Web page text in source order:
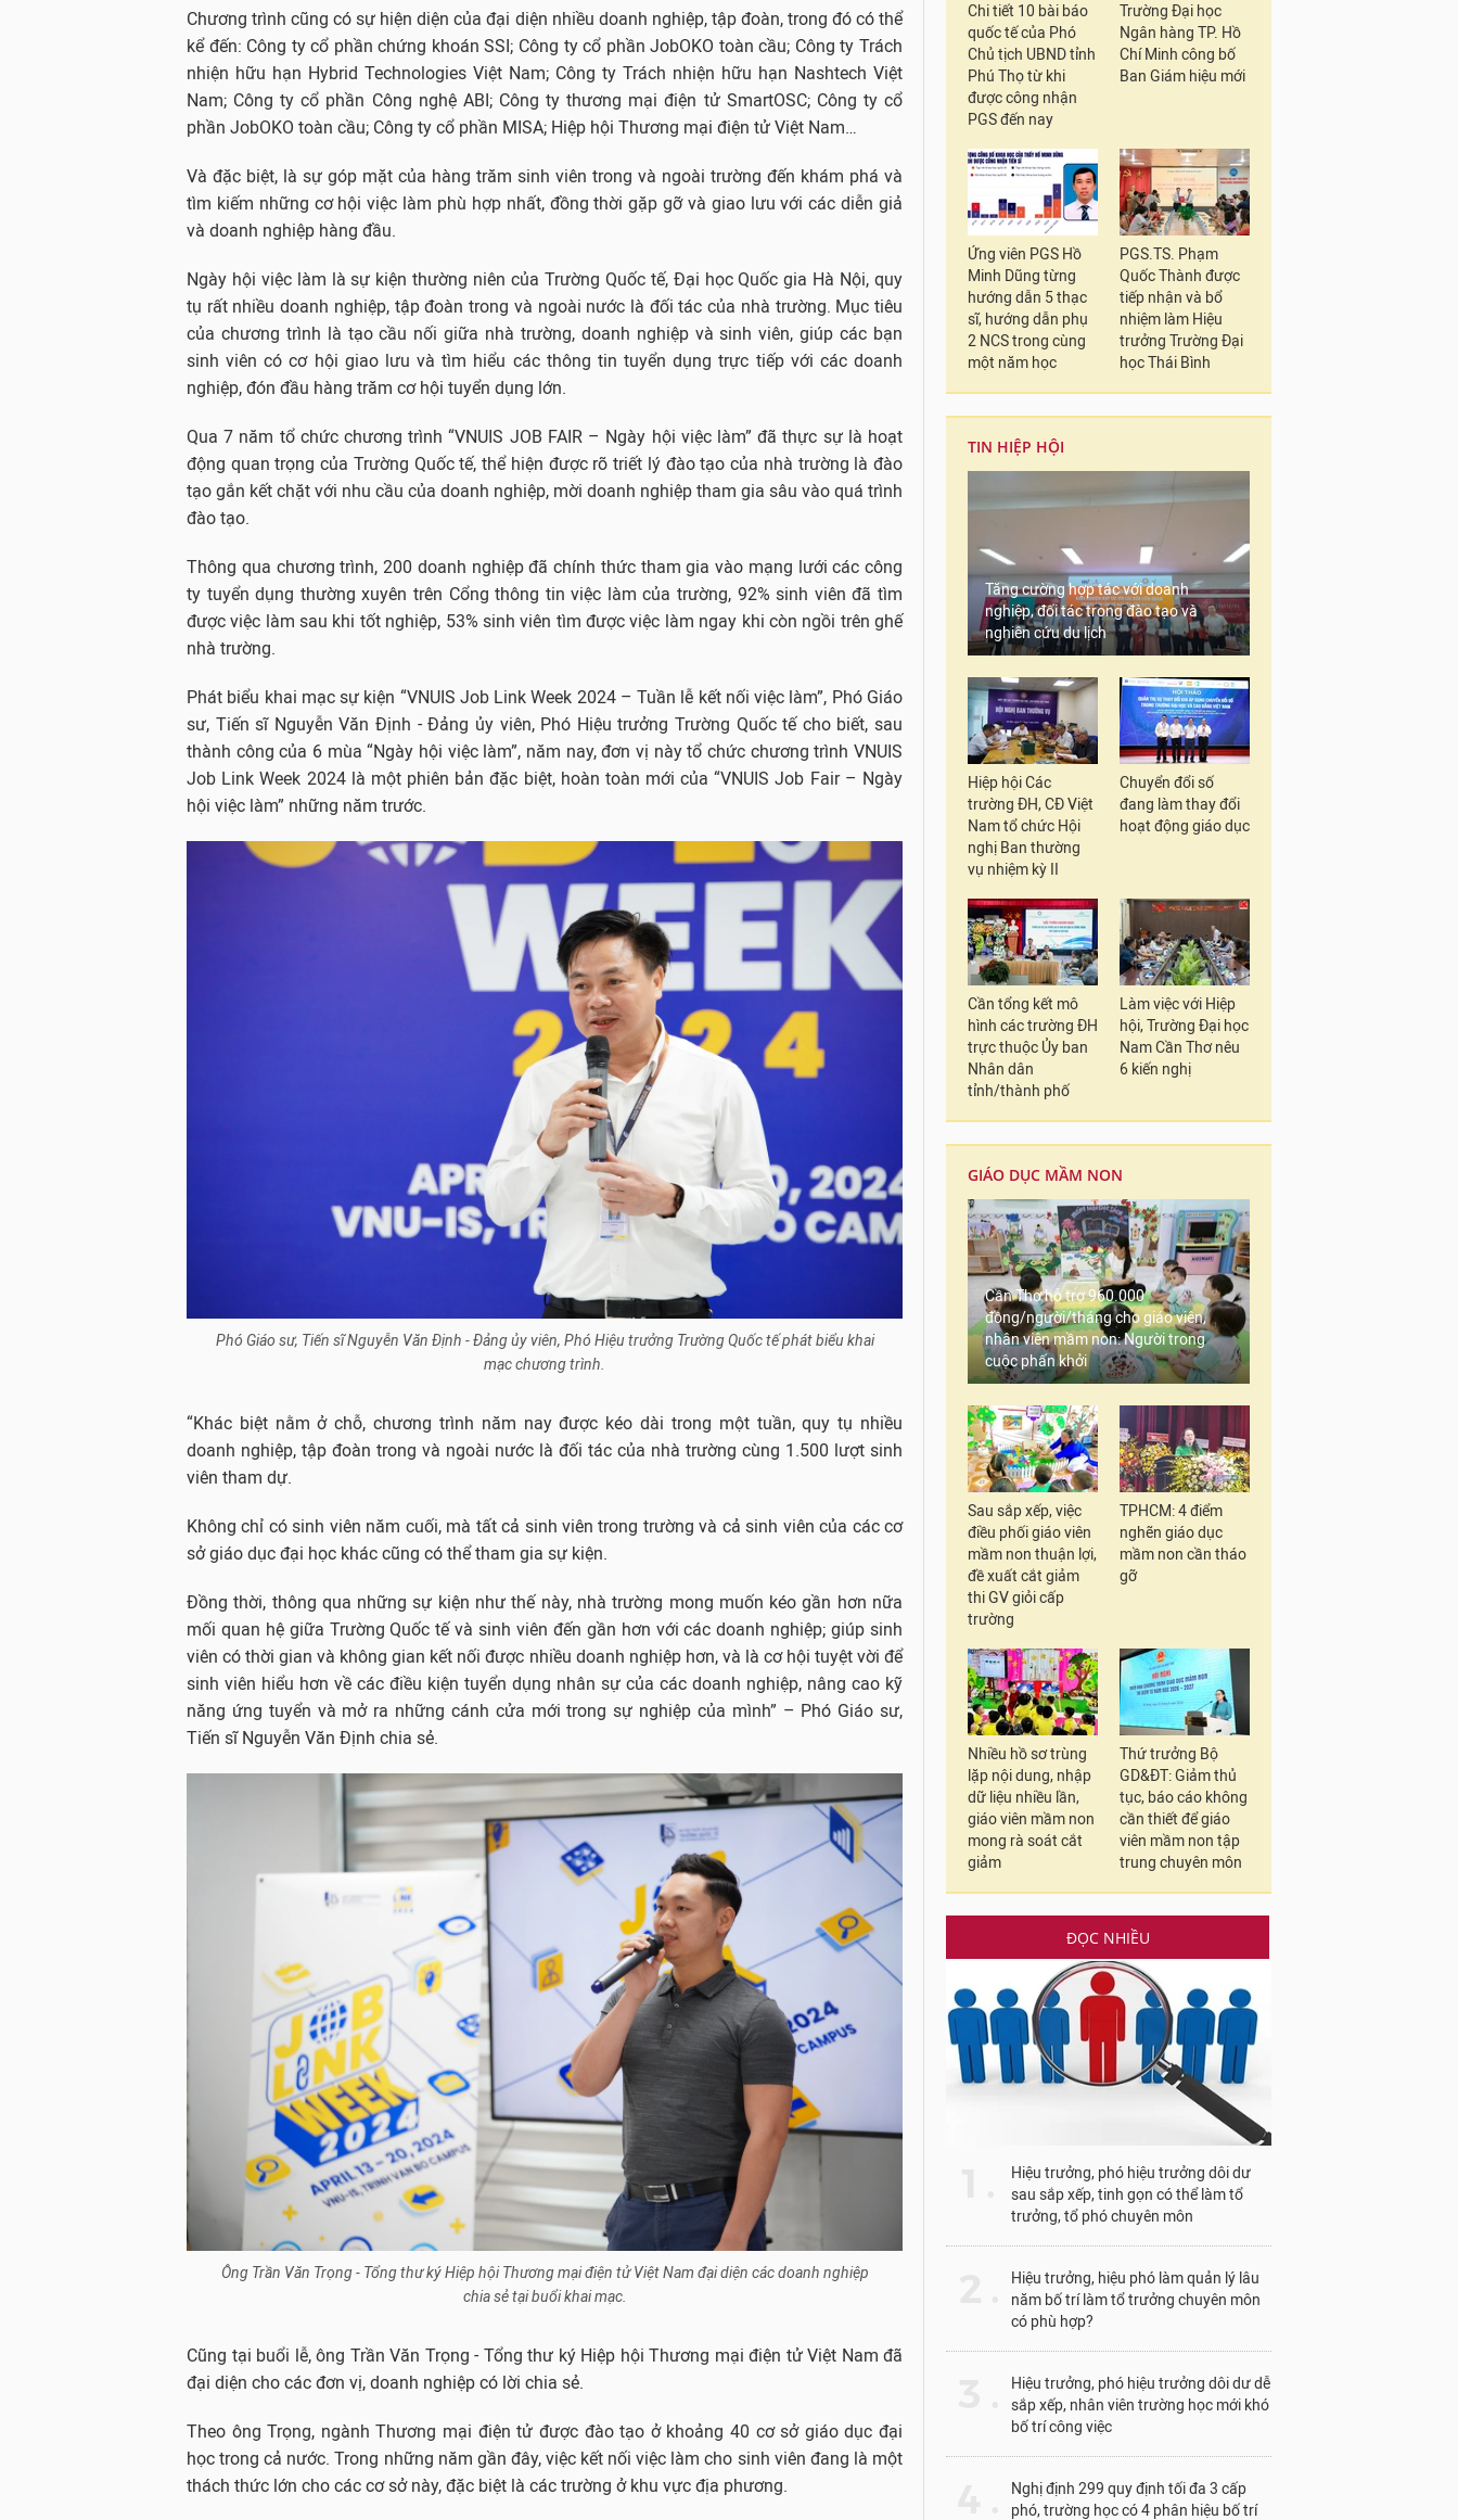
Chương trình cũng có sự hiện diện của đại diện nhiều doanh nghiệp, tập đoàn, trong đó có thể
kể đến: Công ty cổ phần chứng khoán SSI; Công ty cổ phần JobOKO toàn cầu; Công ty Trách
nhiện hữu hạn Hybrid Technologies Việt Nam; Công ty Trách nhiện hữu hạn Nashtech Việt
Nam; Công ty cổ phần Công nghệ ABI; Công ty thương mại điện tử SmartOSC; Công ty cổ
phần JobOKO toàn cầu; Công ty cổ phần MISA; Hiệp hội Thương mại điện tử Việt Nam…
Và đặc biệt, là sự góp mặt của hàng trăm sinh viên trong và ngoài trường đến khám phá và
tìm kiếm những cơ hội việc làm phù hợp nhất, đồng thời gặp gỡ và giao lưu với các diễn giả
và doanh nghiệp hàng đầu.
Ngày hội việc làm là sự kiện thường niên của Trường Quốc tế, Đại học Quốc gia Hà Nội, quy
tụ rất nhiều doanh nghiệp, tập đoàn trong và ngoài nước là đối tác của nhà trường. Mục tiêu
của chương trình là tạo cầu nối giữa nhà trường, doanh nghiệp và sinh viên, giúp các bạn
sinh viên có cơ hội giao lưu và tìm hiểu các thông tin tuyển dụng trực tiếp với các doanh
nghiệp, đón đầu hàng trăm cơ hội tuyển dụng lớn.
Qua 7 năm tổ chức chương trình “VNUIS JOB FAIR – Ngày hội việc làm” đã thực sự là hoạt
động quan trọng của Trường Quốc tế, thể hiện được rõ triết lý đào tạo của nhà trường là đào
tạo gắn kết chặt với nhu cầu của doanh nghiệp, mời doanh nghiệp tham gia sâu vào quá trình
đào tạo.
Thông qua chương trình, 200 doanh nghiệp đã chính thức tham gia vào mạng lưới các công
ty tuyển dụng thường xuyên trên Cổng thông tin việc làm của trường, 92% sinh viên đã tìm
được việc làm sau khi tốt nghiệp, 53% sinh viên tìm được việc làm ngay khi còn ngồi trên ghế
nhà trường.
Phát biểu khai mạc sự kiện “VNUIS Job Link Week 2024 – Tuần lễ kết nối việc làm”, Phó Giáo
sư, Tiến sĩ Nguyễn Văn Định - Đảng ủy viên, Phó Hiệu trưởng Trường Quốc tế cho biết, sau
thành công của 6 mùa “Ngày hội việc làm”, năm nay, đơn vị này tổ chức chương trình VNUIS
Job Link Week 2024 là một phiên bản đặc biệt, hoàn toàn mới của “VNUIS Job Fair – Ngày
hội việc làm” những năm trước.
Phó Giáo sư, Tiến sĩ Nguyễn Văn Định - Đảng ủy viên, Phó Hiệu trưởng Trường Quốc tế phát biểu khai
mạc chương trình.
“Khác biệt nằm ở chỗ, chương trình năm nay được kéo dài trong một tuần, quy tụ nhiều
doanh nghiệp, tập đoàn trong và ngoài nước là đối tác của nhà trường cùng 1.500 lượt sinh
viên tham dự.
Không chỉ có sinh viên năm cuối, mà tất cả sinh viên trong trường và cả sinh viên của các cơ
sở giáo dục đại học khác cũng có thể tham gia sự kiện.
Đồng thời, thông qua những sự kiện như thế này, nhà trường mong muốn kéo gần hơn nữa
mối quan hệ giữa Trường Quốc tế và sinh viên đến gần hơn với các doanh nghiệp; giúp sinh
viên có thời gian và không gian kết nối được nhiều doanh nghiệp hơn, và là cơ hội tuyệt vời để
sinh viên hiểu hơn về các điều kiện tuyển dụng nhân sự của các doanh nghiệp, nâng cao kỹ
năng ứng tuyển và mở ra những cánh cửa mới trong sự nghiệp của mình” – Phó Giáo sư,
Tiến sĩ Nguyễn Văn Định chia sẻ.
Ông Trần Văn Trọng - Tổng thư ký Hiệp hội Thương mại điện tử Việt Nam đại diện các doanh nghiệp
chia sẻ tại buổi khai mạc.
Cũng tại buổi lễ, ông Trần Văn Trọng - Tổng thư ký Hiệp hội Thương mại điện tử Việt Nam đã
đại diện cho các đơn vị, doanh nghiệp có lời chia sẻ.
Theo ông Trọng, ngành Thương mại điện tử được đào tạo ở khoảng 40 cơ sở giáo dục đại
học trong cả nước. Trong những năm gần đây, việc kết nối việc làm cho sinh viên đang là một
thách thức lớn cho các cơ sở này, đặc biệt là các trường ở khu vực địa phương.
Chi tiết 10 bài báo
quốc tế của Phó
Chủ tịch UBND tỉnh
Phú Thọ từ khi
được công nhận
PGS đến nay
Trường Đại học
Ngân hàng TP. Hồ
Chí Minh công bố
Ban Giám hiệu mới
Ứng viên PGS Hồ
Minh Dũng từng
hướng dẫn 5 thạc
sĩ, hướng dẫn phụ
2 NCS trong cùng
một năm học
PGS.TS. Phạm
Quốc Thành được
tiếp nhận và bổ
nhiệm làm Hiệu
trưởng Trường Đại
học Thái Bình
TIN HIỆP HỘI
Tăng cường hợp tác với doanh
nghiệp, đối tác trong đào tạo và
nghiên cứu du lịch
Hiệp hội Các
trường ĐH, CĐ Việt
Nam tổ chức Hội
nghị Ban thường
vụ nhiệm kỳ II
Chuyển đổi số
đang làm thay đổi
hoạt động giáo dục
Cần tổng kết mô
hình các trường ĐH
trực thuộc Ủy ban
Nhân dân
tỉnh/thành phố
Làm việc với Hiệp
hội, Trường Đại học
Nam Cần Thơ nêu
6 kiến nghị
GIÁO DỤC MẦM NON
Cần Thơ hỗ trợ 960.000
đồng/người/tháng cho giáo viên,
nhân viên mầm non: Người trong
cuộc phấn khởi
Sau sắp xếp, việc
điều phối giáo viên
mầm non thuận lợi,
đề xuất cắt giảm
thi GV giỏi cấp
trường
TPHCM: 4 điểm
nghẽn giáo dục
mầm non cần tháo
gỡ
Nhiều hồ sơ trùng
lặp nội dung, nhập
dữ liệu nhiều lần,
giáo viên mầm non
mong rà soát cắt
giảm
Thứ trưởng Bộ
GD&ĐT: Giảm thủ
tục, báo cáo không
cần thiết để giáo
viên mầm non tập
trung chuyên môn
ĐỌC NHIỀU
Hiệu trưởng, phó hiệu trưởng dôi dư
sau sắp xếp, tinh gọn có thể làm tổ
trưởng, tổ phó chuyên môn
Hiệu trưởng, hiệu phó làm quản lý lâu
năm bố trí làm tổ trưởng chuyên môn
có phù hợp?
Hiệu trưởng, phó hiệu trưởng dôi dư dễ
sắp xếp, nhân viên trường học mới khó
bố trí công việc
Nghị định 299 quy định tối đa 3 cấp
phó, trường học có 4 phân hiệu bố trí